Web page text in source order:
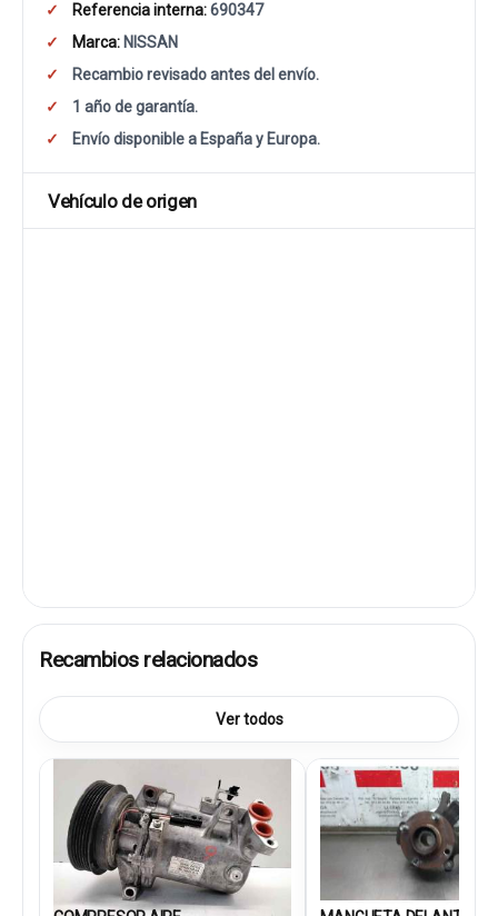
Referencia interna:690347
Marca: NISSAN
Recambio revisado antes del envío.
1 año de garantía.
Envío disponible a España y Europa.
Vehículo de origen
Recambios relacionados
Ver todos